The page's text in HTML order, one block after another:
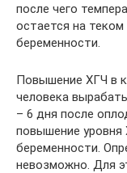
после чего
остается на
беременности.
Повышение ХГЧ в
человека
– 6 дня после
повышение уровня
беременности.
невозможно. Для